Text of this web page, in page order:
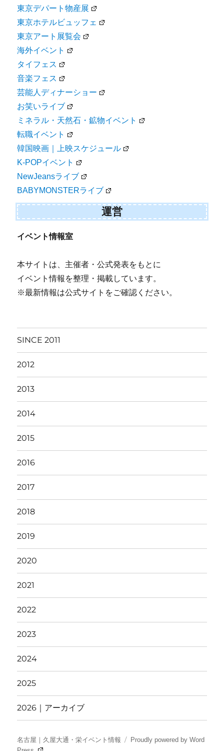
東京デパート物産展
東京ホテルビュッフェ
東京アート展覧会
海外イベント
タイフェス
音楽フェス
芸能人ディナーショー
お笑いライブ
ミネラル・天然石・鉱物イベント
転職イベント
韓国映画｜上映スケジュール
K-POPイベント
NewJeansライブ
BABYMONSTERライブ
運営
イベント情報室
本サイトは、主催者・公式発表をもとに
イベント情報を整理・掲載しています。
※最新情報は公式サイトをご確認ください。
SINCE 2011
2012
2013
2014
2015
2016
2017
2018
2019
2020
2021
2022
2023
2024
2025
2026｜アーカイブ
名古屋｜久屋大通・栄イベント情報
Proudly powered by Word